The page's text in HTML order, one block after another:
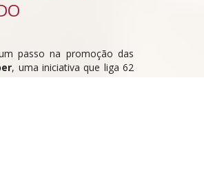
passo na promoção das
, uma iniciativa que liga 62